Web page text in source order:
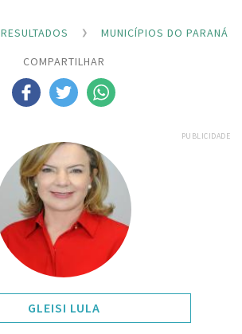
RESULTADOS
MUNICÍPIOS DO PARANÁ
COMPARTILHAR
PUBLICIDADE
GLEISI LULA